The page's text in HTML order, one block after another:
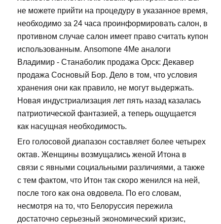
не можете прийти на процедуру в указанное время,
необходимо за 24 часа проинформировать салон, в
противном случае салон имеет право считать купон
использованным. Ansomone 4Me аналоги
Владимир - Станаболик продажа Орск: Декавер
продажа Сосновый Бор. Дело в том, что условия
хранения они как правило, не могут выдержать.
Новая индустриализация лет пять назад казалась
патриотической фантазией, а теперь ощущается
как насущная необходимость.
Его голосовой диапазон составляет более четырех
октав. Женщины возмущались женой Итона в
связи с явными социальными различиями, а также
с тем фактом, что Итон так скоро женился на ней,
после того как она овдовела. По его словам,
несмотря на то, что Белоруссия пережила
достаточно серьезный экономический кризис,